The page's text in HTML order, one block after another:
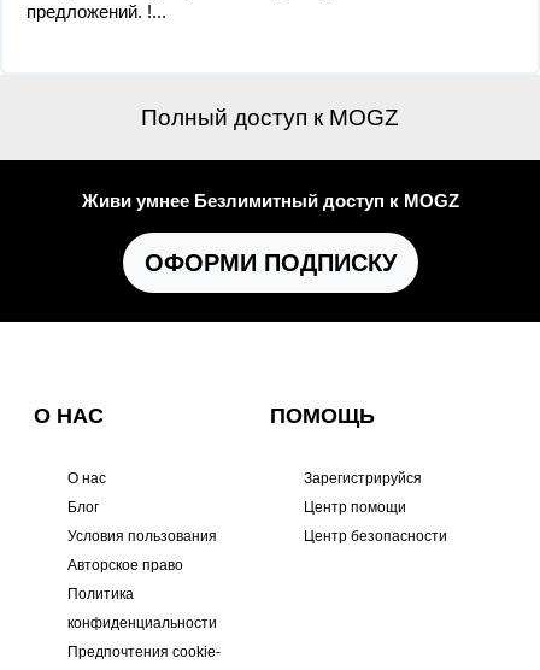
предложений. !...
Полный доступ к MOGZ
Живи умнее Безлимитный доступ к MOGZ
ОФОРМИ ПОДПИСКУ
О НАС
О нас
Блог
Условия пользования
Авторское право
Политика
конфиденциальности
Предпочтения cookie-
ПОМОЩЬ
Зарегистрируйся
Центр помощи
Центр безопасности